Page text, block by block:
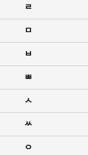
ㄹ
ㅁ
ㅂ
ㅃ
ㅅ
ㅆ
ㅇ